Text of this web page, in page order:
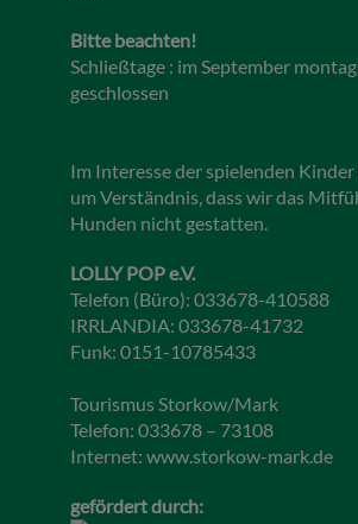
Bitte beachten!
Schließtage : im September
geschlossen
Im Interesse der spielenden
um Verständnis, dass wir das
Hunden nicht gestatten.
LOLLY POP e.V.
Telefon (Büro): 033678-410588
IRRLANDIA: 033678-41732
Funk: 0151-10785433
Tourismus Storkow/Mark
Telefon: 033678 – 73108
Internet: www.storkow-mark.de
gefördert durch: